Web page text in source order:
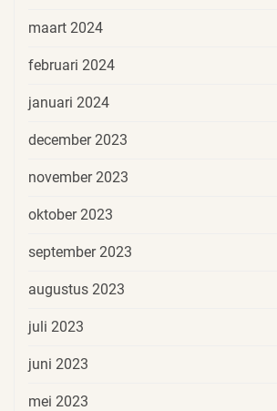
maart 2024
februari 2024
januari 2024
december 2023
november 2023
oktober 2023
september 2023
augustus 2023
juli 2023
juni 2023
mei 2023